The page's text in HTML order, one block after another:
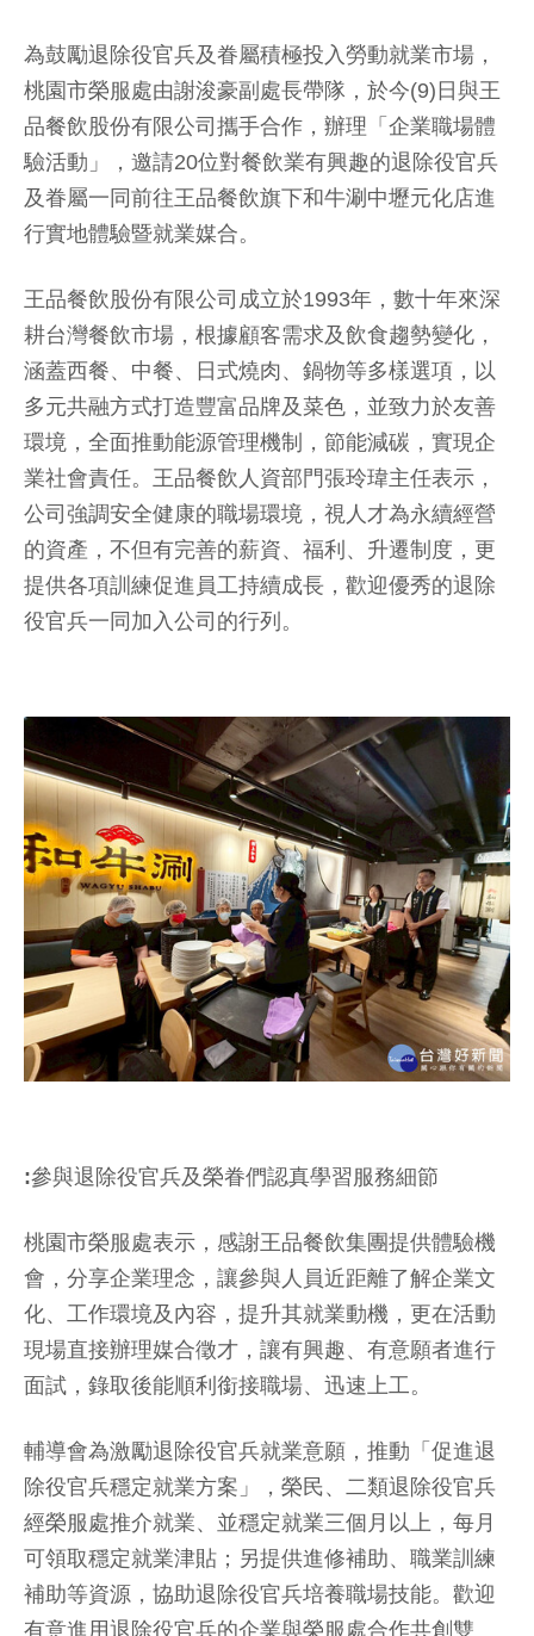
為鼓勵退除役官兵及眷屬積極投入勞動就業市場，
桃園市榮服處由謝浚豪副處長帶隊，於今(9)日與王
品餐飲股份有限公司攜手合作，辦理「企業職場體
驗活動」，邀請20位對餐飲業有興趣的退除役官兵
及眷屬一同 前往王品餐飲旗下和牛涮中壢元化店進
行實地體驗暨就業媒合。
王品餐飲股份有限公司成立於1993年，數十年來深
耕台灣餐飲市場，根據顧客需求及飲食趨勢變化，
涵蓋西餐、中餐、日式燒肉、鍋物等多樣選項，以
多元共融方式打造豐富品牌及菜色，並致力於友善
環境，全面推動能源管理機制，節能減碳，實現企
業社會責任。王品餐飲人資部門張玲瑋主任表示，
公司強調安全健康的職場環境，視人才為永續經營
的資產，不但有完善的薪資、福利、升遷制度，更
提供各項訓練促進員工持續成長，歡迎優秀的退除
役官兵一同加入公司的行列。
:參與退除役官兵及榮眷們認真學習服務細節
桃園市榮服處表示，感謝王品餐飲集團提供體驗機
會，分享企業理念，讓參與人員近距離了解企業文
化、工作環境及內容，提升其就業動機，更在活動
現場直接辦理媒合徵才，讓有興趣、有意願者進行
面試，錄取後能順利銜接職場、迅速上工。
輔導會為激勵退除役官兵就業意願，推動「促進退
除役官兵穩定就業方案」，榮民、二類退除役官兵
經榮服處推介就業、並穩定就業三個月以上，每月
可領取穩定就業津貼；另提供進修補助、職業訓練
補助等資源，協助退除役官兵培養職場技能。歡迎
有意進用退除役官兵的企業與榮服處合作共創雙